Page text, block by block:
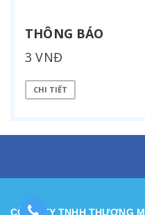
THÔNG BÁO
3 VNĐ
CHI TIẾT
CÔNG TY TNHH THƯƠNG